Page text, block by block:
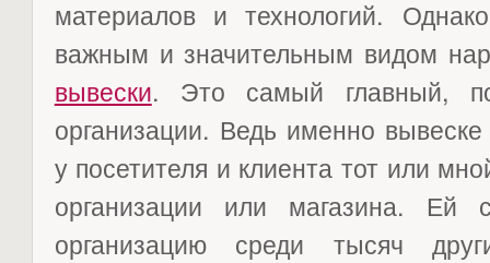
материалов и технологий.
важным и значительным видом
вывески. Это самый главный,
организации. Ведь именно
у посетителя и клиента тот или
организации или магазина. Ей
организацию среди тысяч